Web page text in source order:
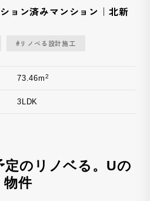
ョン済みマンション｜北新
#リノベる設計施工
73.46m2
3LDK
定のリノベる。Uの
物件